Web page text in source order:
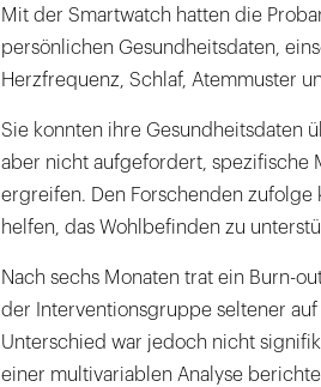
Mit der Smartwatch hatten die
persönlichen Gesundheitsdaten,
Herzfrequenz, Schlaf, Atemmuster
Sie konnten ihre Gesundheitsdaten
aber nicht aufgefordert, spezifische
ergreifen. Den Forschenden zufolge
helfen, das Wohlbefinden zu
Nach sechs Monaten trat ein Burn-
der Interventionsgruppe seltener
Unterschied war jedoch nicht
einer multivariablen Analyse